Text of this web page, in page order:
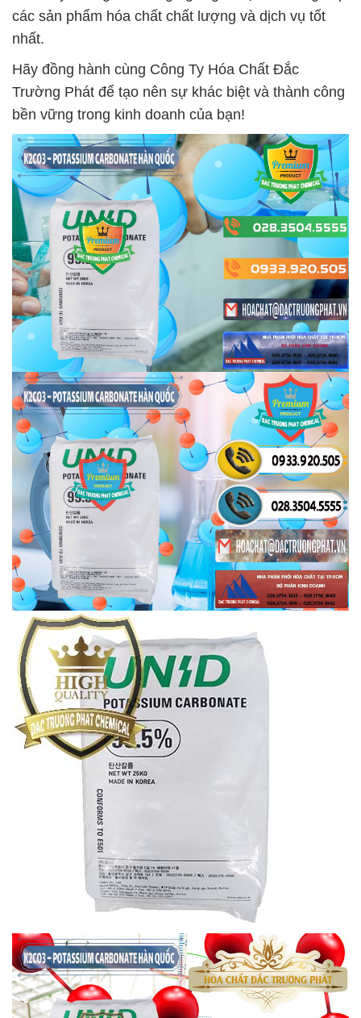
các sản phẩm hóa chất chất lượng và dịch vụ tốt
nhất.
Hãy đồng hành cùng Công Ty Hóa Chất Đắc
Trường Phát để tạo nên sự khác biệt và thành công
bền vững trong kinh doanh của bạn!